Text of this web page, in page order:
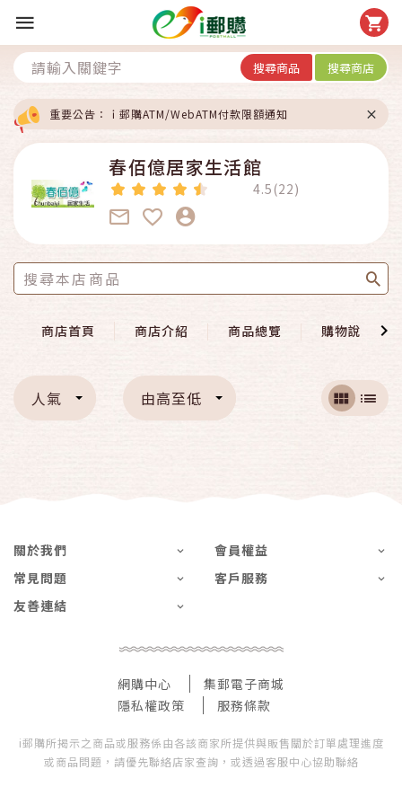
搜尋商品 搜尋商店
重要公告：ｉ郵購ATM/WebATM付款限額通知
春佰億居家生活館
4.5(22)
商店首頁 商店介紹 商品總覽 購物說明
人氣 由高至低
關於我們
會員權益
常見問題
客戶服務
友善連結
網購中心
集郵電子商城
隱私權政策
服務條款
i郵購所揭示之商品或服務係由各該商家所提供與販售關於訂單處理進度
或商品問題，請優先聯絡店家查詢，或透過客服中心協助聯絡